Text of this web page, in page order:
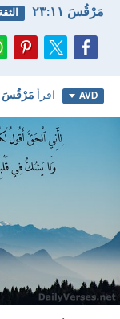
مَرْقُسَ ١١:‏٢٣
AVD اقرأ مَرْقُسَ ١١